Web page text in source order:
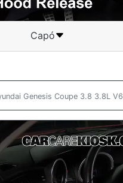
Capó
Genesis Coupe 3.8 3.8L V6